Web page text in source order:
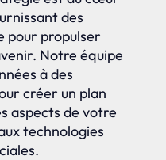
des
pour propulser
Notre équipe
à des
créer un plan
aspects de votre
technologies